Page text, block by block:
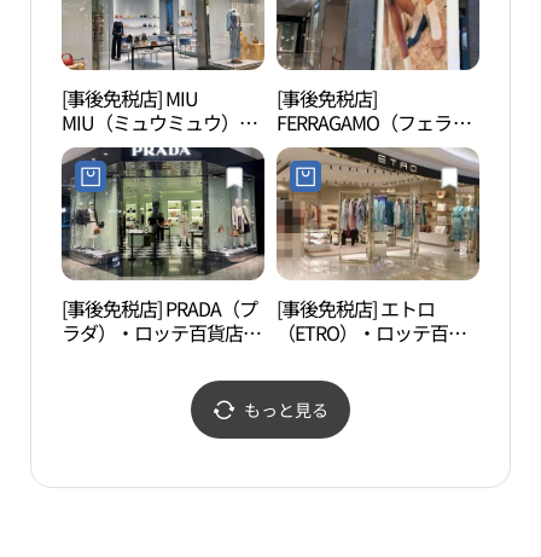
[事後免税店] MIU
MIU（ミュウミュウ）・
ロッテ百貨店・ンジュ
（光州）店(미우미우 롯
데백화점 광주점)
[事後免税店]
FERRAGAMO（フェラガ
モ）・ロッテ百貨店クァ
ンジュ（光州）店(페라
가모 롯데백화점 광주점)
[事後免税店] PRADA（プ
ラダ）・ロッテ百貨店ク
라다 롯데백화점 광주점)
[事後免税店] エトロ
（ETRO）・ロッテ百貨
(에트로 롯데백화점 광주
점)
もっと見る